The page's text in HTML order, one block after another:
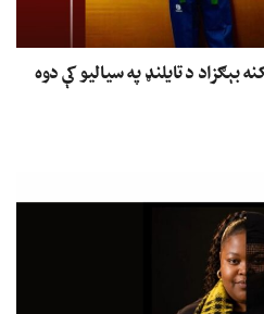
بېګزاد د تایلنډ په سیالیو کې دوه